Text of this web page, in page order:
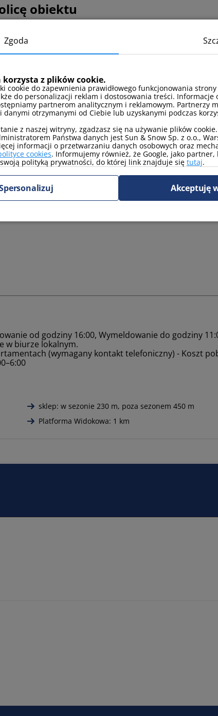
obiektu
co sprzyja wypoczynkowi na łonie natury. Łukęcin to
atrakcji rekreacyjnych i spacerowych. To miejsce chętnie
do Łukęcina oraz samochodem, korzystając z lokalnych
umożliwiając aktywny wypoczynek zarówno latem, jak i
od godziny 16:00, Wymeldowanie do godziny
w biurze lokalnym.
(wymagany kontakt telefoniczny) - Koszt
sklep: w sezonie 230 m, poza sezonem 450 m
Platforma Widokowa: 1 km
Zgoda
z plików cookie.
cookie do zapewnienia prawidłowego funkcjonowania
do personalizacji reklam i dostosowania treści. Informacje
partnerom analitycznym i reklamowym. Partnerzy
otrzymanymi od Ciebie lub uzyskanymi podczas
z naszej witryny, zgadzasz się na używanie plików
Państwa danych jest Sun & Snow Sp. z o.o.,
informacji o przetwarzaniu danych osobowych oraz
cookies. Informujemy również, że Google, jako partner,
polityką prywatności, do której link znajduje się tutaj.
Akceptuję